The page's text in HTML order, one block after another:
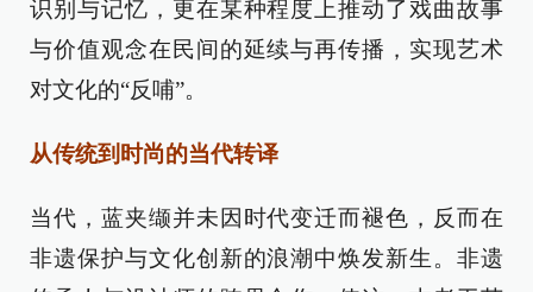
识别与记忆，更在某种程度上推动了戏曲故事
与价值观念在民间的延续与再传播，实现艺术
对文化的“反哺”。
从传统到时尚的当代转译
当代，蓝夹缬并未因时代变迁而褪色，反而在
非遗保护与文化创新的浪潮中焕发新生。非遗